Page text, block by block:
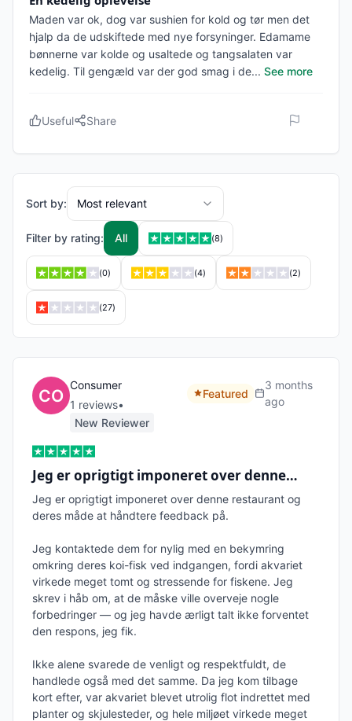
Maden var ok, dog var sushien for kold og tør men det
hjalp da de udskiftede med nye forsyninger. Edamame
bønnerne var kolde og usaltede og tangsalaten var
kedelig. Til gengæld var der god smag i de... See more
Useful Share
Sort by: Most relevant
Filter by rating: All (8)
(0) (4) (2)
(27)
Consumer
1 reviews•
New Reviewer
Featured
3 months
ago
Jeg er oprigtigt imponeret over denne…
Jeg er oprigtigt imponeret over denne restaurant og
deres måde at håndtere feedback på.
Jeg kontaktede dem for nylig med en bekymring
omkring deres koi-fisk ved indgangen, fordi akvariet
virkede meget tomt og stressende for fiskene. Jeg
skrev i håb om, at de måske ville overveje nogle
forbedringer — og jeg havde ærligt talt ikke forventet
den respons, jeg fik.
Ikke alene svarede de venligt og respektfuldt, de
handlede også med det samme. Da jeg kom tilbage
kort efter, var akvariet blevet utrolig flot indrettet med
planter og skjulesteder, og hele miljøet virkede meget